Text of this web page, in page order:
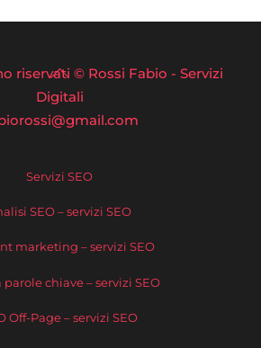
Back
To
Top
riservati © Rossi Fabio - Servizi
Digitali
Servizi SEO
SEO – servizi SEO
marketing – servizi SEO
parole chiave – servizi SEO
Off-Page – servizi SEO